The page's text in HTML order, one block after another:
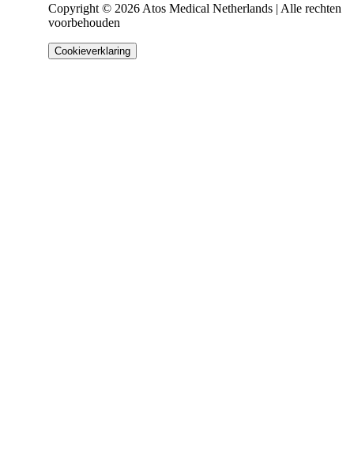
Copyright © 2026 Atos Medical Netherlands | Alle rechten
voorbehouden
Cookieverklaring